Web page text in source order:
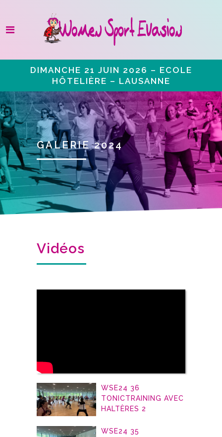
DIMANCHE 21 JUIN 2026 – ECOLE
HÔTELIÈRE – LAUSANNE
GALERIE 2024
Vidéos
WSE24 36
TONICTRAINING AVEC
HALTÈRES 2
WSE24 35